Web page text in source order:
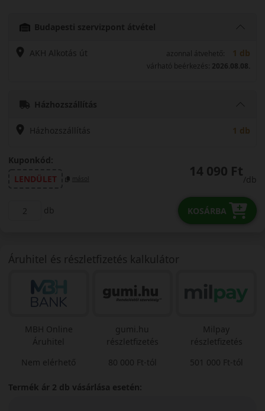
Budapesti szervizpont átvétel
AKH Alkotás út azonnal átvehető: 1 db
várható beérkezés: 2026.08.08.
Házhozszállítás
Házhozszállítás 1 db
Kuponkód:
LENDÜLET
másol 14 090 Ft
/db
db KOSÁRBA
Áruhitel és részletfizetés kalkulátor
MBH Online
Áruhitel
Nem elérhető
gumi.hu
részletfizetés
80 000 Ft-tól
Milpay
részletfizetés
501 000 Ft-tól
Termék ár 2 db vásárlása esetén: